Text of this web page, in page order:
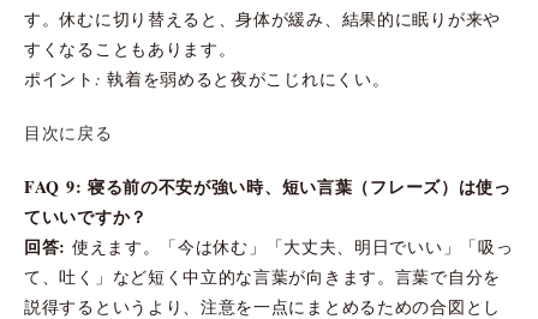
す。休むに切り替えると、身体が緩み、結果的に眠りが来や
すくなることもあります。
ポイント: 執着を弱めると夜がこじれにくい。
目次に戻る
FAQ 9: 寝る前の不安が強い時、短い言葉（フレーズ）は使っ
ていいですか？
回答: 使えます。「今は休む」「大丈夫、明日でいい」「吸っ
て、吐く」など短く中立的な言葉が向きます。言葉で自分を
説得するというより、注意を一点にまとめるための合図とし